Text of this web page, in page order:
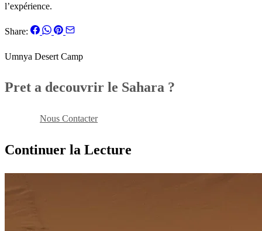
l’expérience.
Share:
Umnya Desert Camp
Pret a decouvrir le Sahara ?
Nous Contacter
Continuer la Lecture